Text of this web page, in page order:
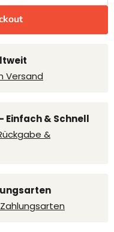
Versand
Einfach & Schnell
&